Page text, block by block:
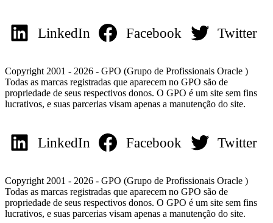
LinkedIn Facebook Twitter
Copyright 2001 - 2026 - GPO (Grupo de Profissionais Oracle )
Todas as marcas registradas que aparecem no GPO são de
propriedade de seus respectivos donos. O GPO é um site sem fins
lucrativos, e suas parcerias visam apenas a manutenção do site.
LinkedIn Facebook Twitter
Copyright 2001 - 2026 - GPO (Grupo de Profissionais Oracle )
Todas as marcas registradas que aparecem no GPO são de
propriedade de seus respectivos donos. O GPO é um site sem fins
lucrativos, e suas parcerias visam apenas a manutenção do site.